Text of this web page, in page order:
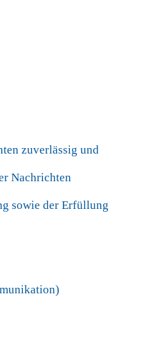
zuverlässig und
Nachrichten
sowie der Erfüllung